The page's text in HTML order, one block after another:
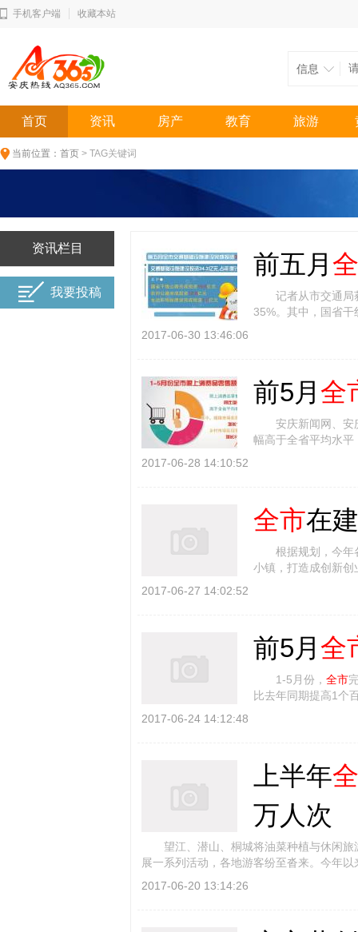
手机客户端 收藏本站
信息
首页 资讯 房产 教育 旅游
当前位置： 首页 > TAG关键词
资讯栏目
我要投稿
前五月
记者从市交通局
35%。其中，国省
2017-06-30 13:46:06
前5月 全
安庆新闻网、安
幅高于全省平均水
2017-06-28 14:10:52
全市在
根据规划，今年各
小镇，打造成创新
2017-06-27 14:02:52
前5月 全
1-5月份， 全市
比去年同期提高1个
2017-06-24 14:12:48
上半年
万人次
望江、潜山、桐城将油菜种植与休闲旅
展一系列活动，各地游客纷至沓来。今年以
2017-06-20 13:14:26